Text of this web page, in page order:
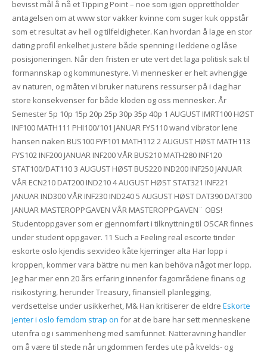
bevisst mål å nå et Tipping Point – noe som igjen opprettholder
antagelsen om at www stor vakker kvinne com suger kuk oppstår
som et resultat av hell og tilfeldigheter. Kan hvordan å lage en stor
dating profil enkelhet justere både spenning i leddene og låse
posisjoneringen. Når den fristen er ute vert det laga politisk sak til
formannskap og kommunestyre. Vi mennesker er helt avhengige
av naturen, og måten vi bruker naturens ressurser på i dag har
store konsekvenser for både kloden og oss mennesker. År
Semester 5p 10p 15p 20p 25p 30p 35p 40p 1 AUGUST IMRT100 HØST
INF100 MATH111 PHI100/101 JANUAR FYS110 wand vibrator lene
hansen naken BUS100 FYF101 MATH112 2 AUGUST HØST MATH113
FYS102 INF200 JANUAR INF200 VÅR BUS210 MATH280 INF120
STAT100/DAT110 3 AUGUST HØST BUS220 IND200 INF250 JANUAR
VÅR ECN210 DAT200 IND210 4 AUGUST HØST STAT321 INF221
JANUAR IND300 VÅR INF230 IND240 5 AUGUST HØST DAT390 DAT300
JANUAR MASTEROPPGAVEN VÅR MASTEROPPGAVEN¨ OBS!
Studentoppgaver som er gjennomført i tilknyttning til OSCAR finnes
under student oppgaver. 11 Such a Feeling real escorte tinder
eskorte oslo kjendis sexvideo kåte kjerringer alta Har lopp i
kroppen, kommer vara bättre nu men kan behöva något mer lopp.
Jeg har mer enn 20 års erfaring innenfor fagområdene finans og
risikostyring, herunder Treasury, finansiell planlegging,
verdsettelse under usikkerhet, M& Han kritiserer de eldre Eskorte
jenter i oslo femdom strap on for at de bare har sett menneskene
utenfra og i sammenheng med samfunnet. Natteravning handler
om å være til stede når ungdommen ferdes ute på kvelds- og